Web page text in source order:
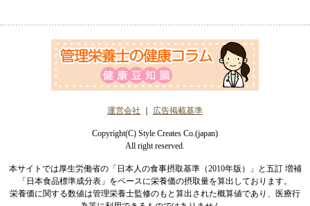
運営会社 広告掲載基準
Copyright(C) Style Creates Co.(japan)
All right reserved.
本サイトでは厚生労働省の「日本人の食事摂取基準（2010年版）」と五訂 増補
「日本食品標準成分表」をベースに栄養価の摂取量を算出しております。
栄養価に関する数値は管理栄養士監修のもと算出された概算値であり、医療行